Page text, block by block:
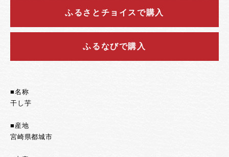
ふるさとチョイスで購入
ふるなびで購入
■名称
干し芋
■産地
宮崎県都城市